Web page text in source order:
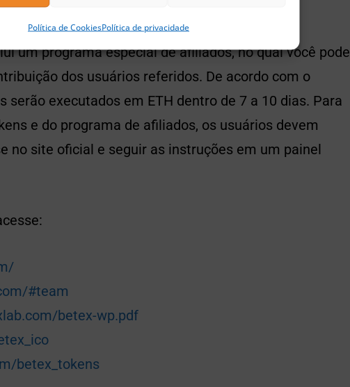
Política de CookiesPolítica de privacidade
um programa especial de afiliados, no qual você pode
dos usuários referidos. De acordo com o
serão executados em ETH dentro de 7 a 10 dias. Para
e do programa de afiliados, os usuários devem
no site oficial e seguir as instruções em um painel
#team
betex-wp.pdf
betex_tokens